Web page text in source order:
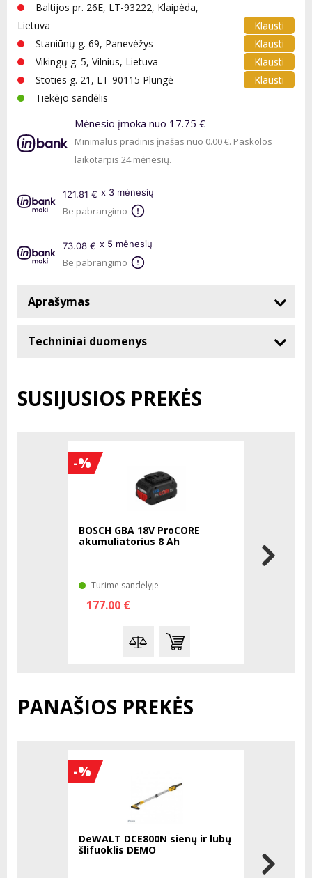
Baltijos pr. 26E, LT-93222, Klaipėda,
Lietuva
Klausti
Staniūnų g. 69, Panevėžys
Klausti
Vikingų g. 5, Vilnius, Lietuva
Klausti
Stoties g. 21, LT-90115 Plungė
Klausti
Tiekėjo sandėlis
Mėnesio įmoka nuo 17.75 €
Minimalus pradinis įnašas nuo 0.00 €. Paskolos
laikotarpis 24 mėnesių.
121.81 € x 3 mėnesių
Be pabrangimo
73.08 € x 5 mėnesių
Be pabrangimo
Aprašymas
Techniniai duomenys
SUSIJUSIOS PREKĖS
-%
BOSCH GBA 18V ProCORE
akumuliatorius 8 Ah
Turime sandėlyje
177.00 €
PANAŠIOS PREKĖS
-%
DeWALT DCE800N sienų ir lubų
šlifuoklis DEMO